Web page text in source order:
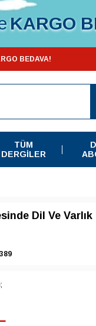
KARGO
BEDAVA!
TÜM
DERGILER
Dil Ve Varlık